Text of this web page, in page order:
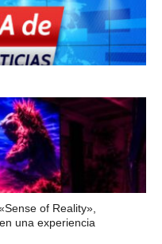
of Reality»,
una experiencia